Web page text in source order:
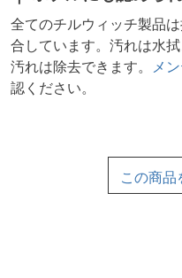
全てのチルウィッチ製品
合しています。汚れは水
汚れは除去できます。
メ
認ください。
この商品